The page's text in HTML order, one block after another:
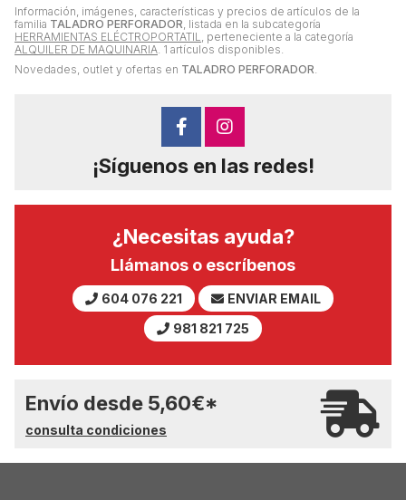
Información, imágenes, características y precios de artículos de la
familia TALADRO PERFORADOR, listada en la subcategoría
HERRAMIENTAS ELÉCTROPORTATIL, perteneciente a la categoría
ALQUILER DE MAQUINARIA. 1 artículos disponibles.
Novedades, outlet y ofertas en TALADRO PERFORADOR.
¡Síguenos en las redes!
¿Necesitas ayuda?
Llámanos o escríbenos
604 076 221
ENVIAR EMAIL
981 821 725
Envío desde 5,60€*
consulta condiciones